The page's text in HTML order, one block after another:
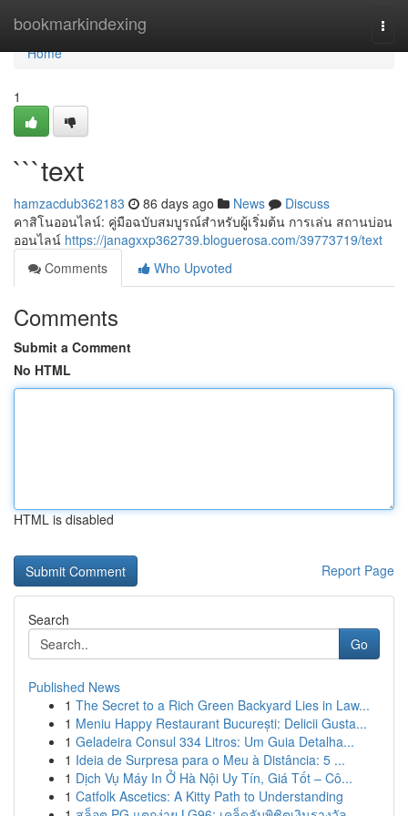
bookmarkindexing
Home
Home
1
```text
hamzacdub362183 86 days ago News
Discuss
คาสิโนออนไลน์: คู่มือฉบับสมบูรณ์สำหรับผู้เริ่มต้น การเล่น สถานบ่อน
ออนไลน์ https://janagxxp362739.bloguerosa.com/39773719/text
Comments
Who Upvoted
Comments
Submit a Comment
No HTML
HTML is disabled
Report Page
Search
Go
Published News
1 The Secret to a Rich Green Backyard Lies in Law...
1 Meniu Happy Restaurant București: Delicii Gusta...
1 Geladeira Consul 334 Litros: Um Guia Detalha...
1 Ideia de Surpresa para o Meu à Distância: 5 ...
1 Dịch Vụ Máy In Ở Hà Nội Uy Tín, Giá Tốt – Cô...
1 Catfolk Ascetics: A Kitty Path to Understanding